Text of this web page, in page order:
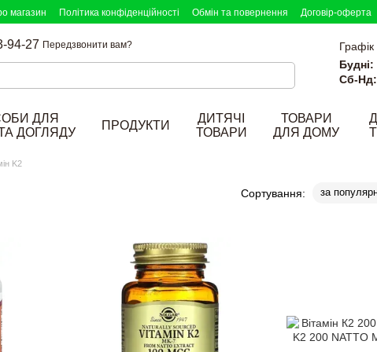
магазин Політика конфіденційності Обмін та повернення Договір-оферта
94-27 Передзвонити вам?
Будні:
Сб-Нд:
ДЛЯ
ДОГЛЯДУ
ПРОДУКТИ
ДИТЯЧІ
ТОВАРИ
ТОВАРИ
ДЛЯ ДОМУ
K2
Сортування: за